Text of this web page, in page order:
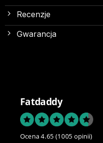
Recenzje
Gwarancja
Fatdaddy
Ocena 4.65 (1005 opinii)